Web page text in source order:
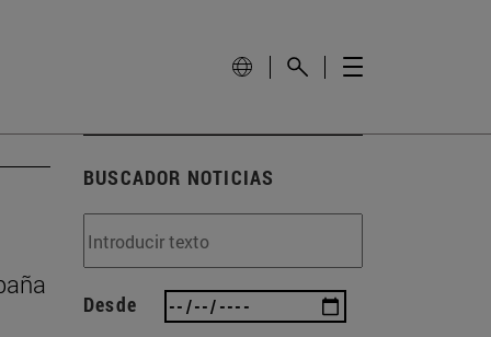
BUSCADOR NOTICIAS
Desde